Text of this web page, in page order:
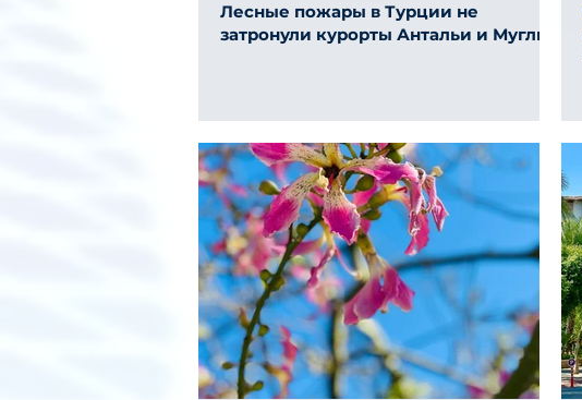
Лесные пожары в Турции не
затронули курорты Антальи и Муглы